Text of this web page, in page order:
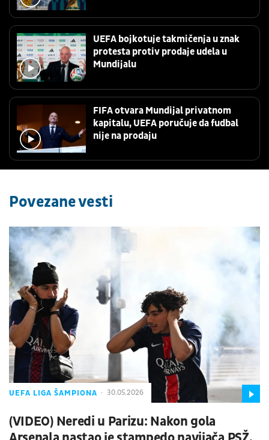
UEFA bojkotuje takmičenja u znak
protesta protiv prodaje udela u
Mundijalu
FIFA otvara Mundijal privatnom
kapitalu, UEFA poručuje da fudbal
nije na prodaju
Povezane vesti
UEFA LIGA ŠAMPIONA 30.05.2026
(VIDEO) Neredi u Parizu: Nakon gola